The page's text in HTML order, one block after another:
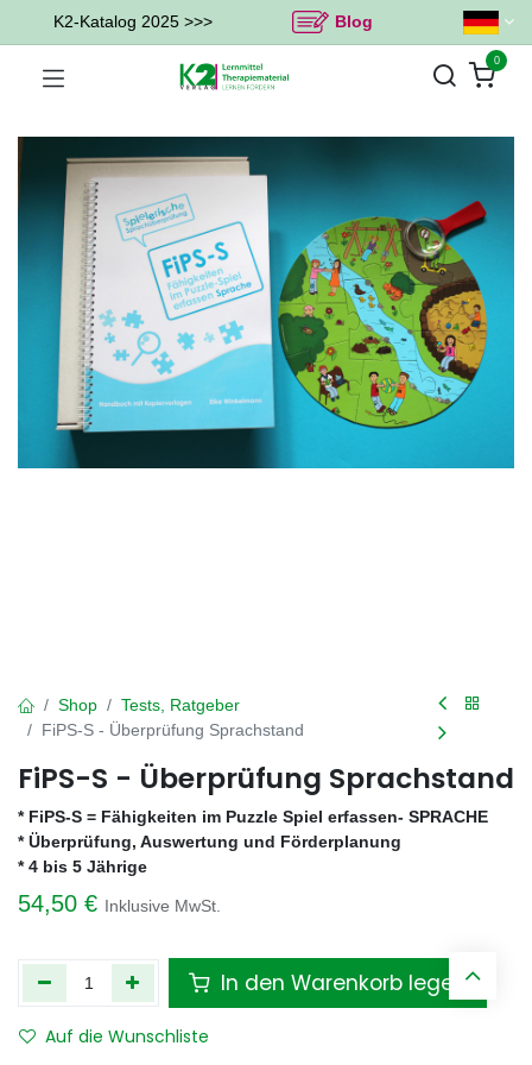
K2-Katalog 2025 >>> Blog
0
Shop
Tests, Ratgeber
FiPS-S - Überprüfung Sprachstand
FiPS-S - Überprüfung Sprachstand
* FiPS-S = Fähigkeiten im Puzzle Spiel erfassen- SPRACHE
* Überprüfung, Auswertung und Förderplanung
* 4 bis 5 Jährige
54,50 € Inklusive MwSt.
In den Warenkorb legen
Auf die Wunschliste